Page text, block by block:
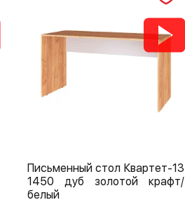
Письменный стол Квартет-13
1450 дуб золотой крафт/
белый